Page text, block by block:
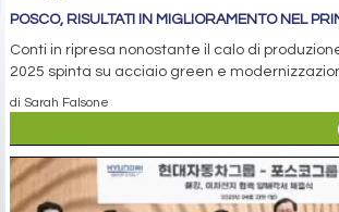
POSCO, RISULTATI IN MIGLIORAMENTO NEL
Conti in ripresa nonostante il calo di
2025 spinta su acciaio green e
di Sarah Falsone